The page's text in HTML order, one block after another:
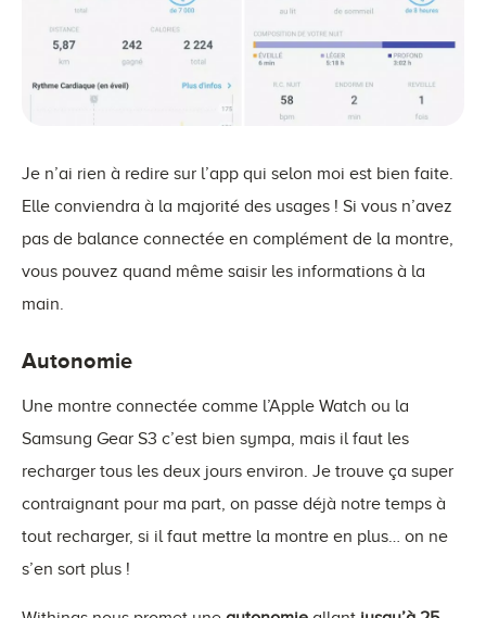
Je n’ai rien à redire sur l’app qui selon moi est bien faite.
Elle conviendra à la majorité des usages ! Si vous n’avez
pas de balance connectée en complément de la montre,
vous pouvez quand même saisir les informations à la
main.
Autonomie
Une montre connectée comme l’Apple Watch ou la
Samsung Gear S3 c’est bien sympa, mais il faut les
recharger tous les deux jours environ. Je trouve ça super
contraignant pour ma part, on passe déjà notre temps à
tout recharger, si il faut mettre la montre en plus… on ne
s’en sort plus !